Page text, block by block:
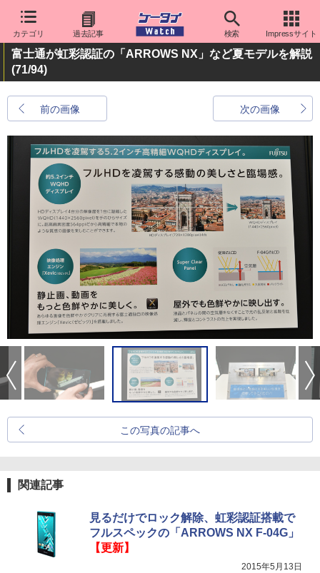
カテゴリ 過去記事 検索 Impressサイト
富士通が虹彩認証の「ARROWS NX」など夏モデルを解説
(71/94)
前の画像 次の画像
この写真の記事へ
関連記事
見るだけでロック解除、虹彩認証搭載で
フルスペックの「ARROWS NX F-04G」
【更新】
2015年5月13日